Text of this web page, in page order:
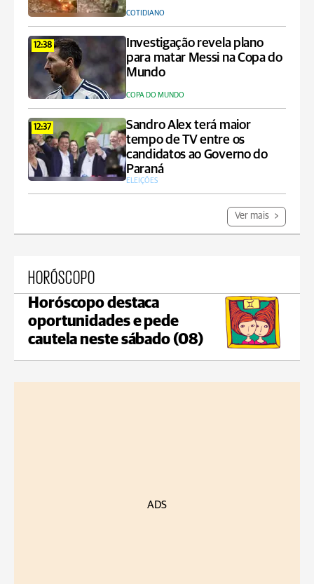
COTIDIANO
12:38
Investigação revela plano
para matar Messi na Copa do
Mundo
COPA DO MUNDO
12:37
Sandro Alex terá maior
tempo de TV entre os
candidatos ao Governo do
Paraná
ELEIÇÕES
Ver mais
HORÓSCOPO
Horóscopo destaca
oportunidades e pede
cautela neste sábado (08)
ADS